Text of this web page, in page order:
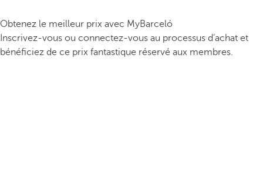
Obtenez le meilleur prix avec MyBarceló
Inscrivez-vous ou connectez-vous au processus d’achat et
bénéficiez de ce prix fantastique réservé aux membres.